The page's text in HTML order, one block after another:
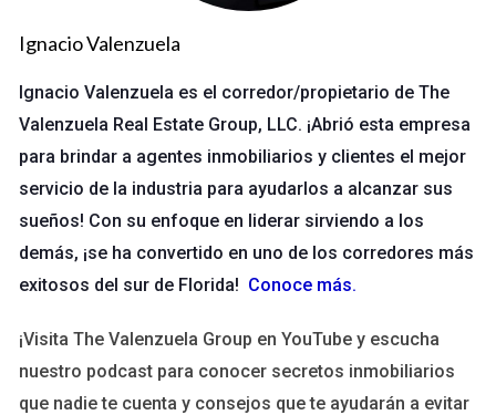
Si deseas saber más sobre cómo optimizar tus
procesos, no dudes en escribirme.
LLÁMAME AHORA
Caso de Estudio 2: Taller Mecánico
Un taller mecánico tenía problemas con la gestión del tiempo.
muertos.
Caso de Estudio 3: Tienda Minorista
Ignacio Valenzuela
Ignacio Valenzuela es el corredor/propietario de The
Valenzuela Real Estate Group, LLC. ¡Abrió esta empresa
para brindar a agentes inmobiliarios y clientes el mejor
servicio de la industria para ayudarlos a alcanzar sus
sueños! Con su enfoque en liderar sirviendo a los
demás, ¡se ha convertido en uno de los corredores más
exitosos del sur de Florida! Conoce más.
¡Visita The Valenzuela Group en YouTube y escucha
nuestro podcast para conocer secretos inmobiliarios
que nadie te cuenta y consejos que te ayudarán a evitar